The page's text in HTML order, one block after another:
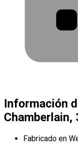
Información
Chamberlain,
Fabricado en